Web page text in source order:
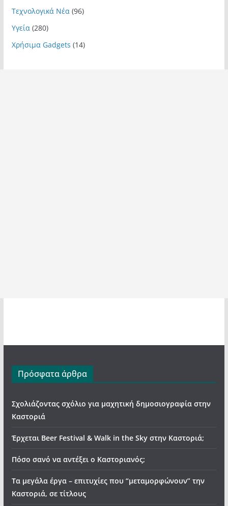
Τεχνολογικά Νέα(96)
Υγεία(280)
Χρήσιμα Gadgets (14)
Πρόσφατα άρθρα
Σχολιάζοντας σχόλιο για μαχητική δημοσιογραφία στην
Καστοριά
Έρχεται Beer Festival & Walk in the Sky στην Καστοριά;
Πόσο σανό να αντέξει ο Καστοριανός;
Τα μεγάλα έργα – επιτυχίες που “μεταμορφώνουν” την
Καστοριά, σε τίτλους